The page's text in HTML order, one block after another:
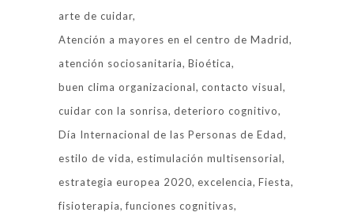
arte de cuidar
Atención a mayores en el centro de Madrid
atención sociosanitaria Bioética
buen clima organizacional contacto visual
cuidar con la sonrisa deterioro cognitivo
Día Internacional de las Personas de Edad
estilo de vida estimulación multisensorial
estrategia europea 2020 excelencia Fiesta
fisioterapia funciones cognitivas